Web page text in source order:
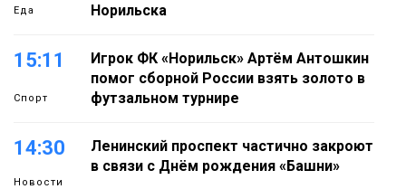
Еда
Норильска
15:11
Спорт
Игрок ФК «Норильск» Артём Антошкин
помог сборной России взять золото в
футзальном турнире
14:30
Новости
Ленинский проспект частично закроют
в связи с Днём рождения «Башни»